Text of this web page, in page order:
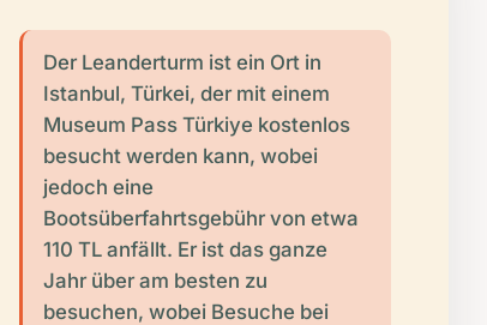
Der Leanderturm ist ein Ort in
Istanbul, Türkei, der mit einem
Museum Pass Türkiye kostenlos
besucht werden kann, wobei
jedoch eine
Bootsüberfahrtsgebühr von etwa
110 TL anfällt. Er ist das ganze
Jahr über am besten zu
besuchen, wobei Besuche bei